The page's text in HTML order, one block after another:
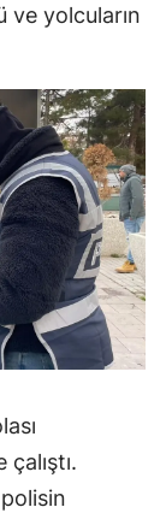
yolcuların